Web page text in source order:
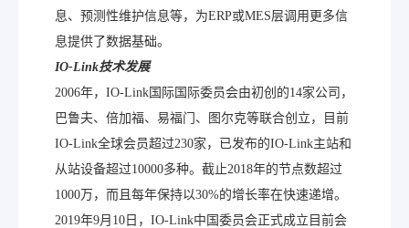
息、预测性维护信息等，为ERP或MES层调用更多信
息提供了数据基础。
IO-Link技术发展
2006年，IO-Link国际国际委员会由初创的14家公司，
巴鲁夫、倍加福、易福门、图尔克等联合创立，目前
IO-Link全球会员超过230家，已发布的IO-Link主站和
从站设备超过10000多种。截止2018年的节点数超过
1000万，而且每年保持以30%的增长率在快速递增。
2019年9月10日，IO-Link中国委员会正式成立目前会